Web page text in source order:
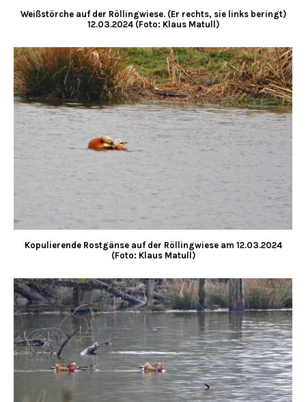
Weißstörche auf der Röllingwiese. (Er rechts, sie links beringt)
12.03.2024 (Foto: Klaus Matull)
Kopulierende Rostgänse auf der Röllingwiese am 12.03.2024
(Foto: Klaus Matull)